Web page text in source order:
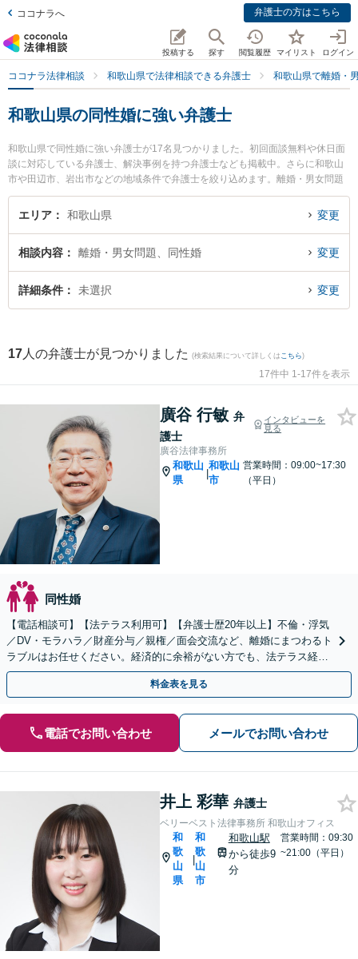
ココナラへ 弁護士の方はこちら
投稿する 探す 閲覧履歴 マイリスト ログイン
ココナラ法律相談 和歌山県で法律相談できる弁護士 和歌山県で離婚・
和歌山県の同性婚に強い弁護士
和歌山県で同性婚に強い弁護士が17名見つかりました。初回面談無料や休日面
談に対応している弁護士、解決事例を持つ弁護士なども掲載中。さらに和歌山
市や田辺市、岩出市などの地域条件で弁護士を絞り込めます。離婚・男女問題
に関係する財産分与や養育費、親権等の細かな分野での絞り込み検索もでき便
利です。特に廣谷法律事務所の廣谷 行敏弁護士やベリーベスト法律事務所 和歌
歌山県で土日や夜間に発生した同性婚のトラブルを今すぐに弁護士に相談した
い』『同性婚のトラブル解決の実績豊富な近くの弁護士を検索したい』『初回
相談無料で同性婚を法律相談できる和歌山県内の弁護士に相談予約したい』な
エリア 和歌山県 変更
相談内容 離婚・男女問題、同性婚 変更
詳細条件 未選択 変更
17 人の弁護士が見つかりました (検索結果について詳しくは こちら)
17件中 1-17件を表示
廣谷 行敏 弁
護士
インタビューを
見る
廣谷法律事務所
和歌山
県
|
和歌山
市
営業時間：09:00~17:30
（平日）
同性婚
【電話相談可】【法テラス利用可】【弁護士歴20年以上】不倫・浮気
／DV・モラハラ／財産分与／親権／面会交流など、離婚にまつわるト
ラブルはお任せください。経済的に余裕がない方でも、法テラス経由
での依頼が可能です【完全個室】【和歌山駅15分】
料金表を見る
電話でお問い合わせ メールでお問い合わせ
井上 彩華 弁護士
ベリーベスト法律事務所 和歌山オフィス
和
歌
山
県
|
和
歌
山
市
和歌山駅
から徒歩9
分
営業時間：09:30
~21:00（平日）